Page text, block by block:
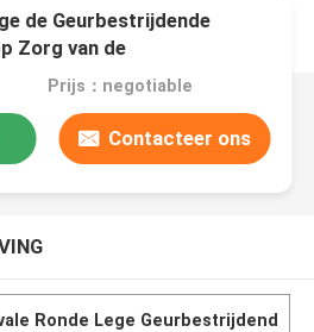
de Geurbestrijdende
Zorg van de
Prijs：negotiable
Contacteer ons
Ronde Lege Geurbestrijdend